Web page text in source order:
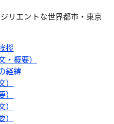
リエントな世界都市・東京
拶
概要）
経緯